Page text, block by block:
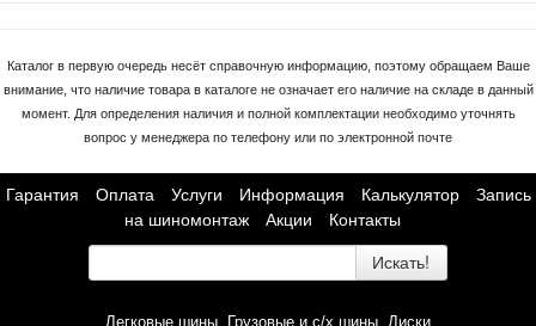
Каталог в первую очередь несёт справочную информацию, поэтому обращаем Ваше
внимание, что наличие товара в каталоге не означает его наличие на складе в данный
момент. Для определения наличия и полной комплектации необходимо уточнять
вопрос у менеджера по телефону или по электронной почте
Гарантия Оплата Услуги Информация Калькулятор
Запись
на шиномонтаж
Акции Контакты
Искать!
Легковые шины Грузовые и с/х шины Диски